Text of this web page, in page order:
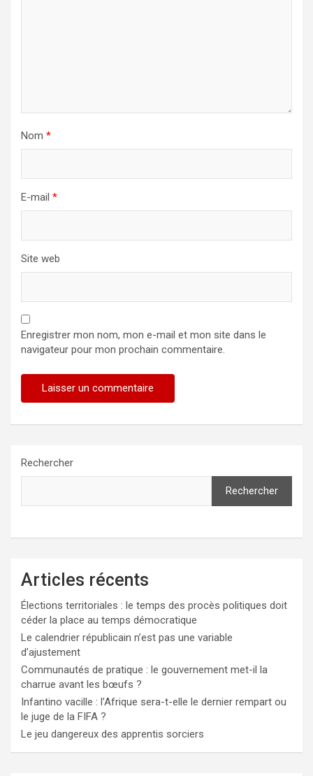
Nom *
E-mail *
Site web
Enregistrer mon nom, mon e-mail et mon site dans le
navigateur pour mon prochain commentaire.
Rechercher
Rechercher
Articles récents
Élections territoriales : le temps des procès politiques doit
céder la place au temps démocratique
Le calendrier républicain n’est pas une variable
d’ajustement
Communautés de pratique : le gouvernement met-il la
charrue avant les bœufs ?
Infantino vacille : l’Afrique sera-t-elle le dernier rempart ou
le juge de la FIFA ?
Le jeu dangereux des apprentis sorciers